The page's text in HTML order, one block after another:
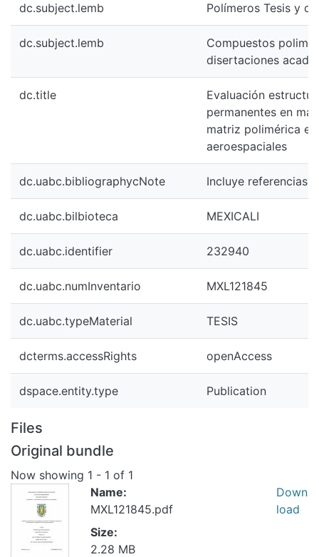
dc.subject.lemb Polímeros Tesis y
dc.subject.lemb
Compuestos
disertaciones
dc.title
Evaluación
permanentes en
matriz polimérica
aeroespaciales
dc.uabc.bibliographycNote Incluye referencias
dc.uabc.bilbioteca MEXICALI
dc.uabc.identifier 232940
dc.uabc.numInventario MXL121845
dc.uabc.typeMaterial TESIS
dcterms.accessRights openAccess
dspace.entity.type Publication
Files
Original bundle
Now showing 1 - 1 of 1
Name:
MXL121845.pdf
Size:
2.28 MB
Down
load